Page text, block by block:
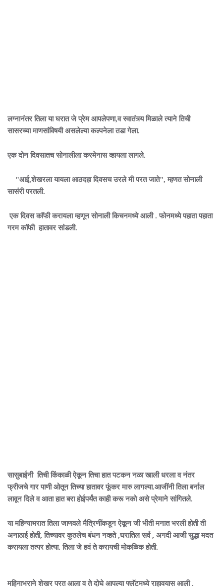
लग्नानंतर तिला या घरात जे प्रेम आपलेपणा,व स्वातंत्र्य मिळाले त्याने तिची
सासरच्या माणसांविषयी असलेल्या कल्पनेला तडा गेला.
एक दोन दिवसातच सोनालीला करमेनास व्हायला लागले.
"आई,शेखरला यायला आठदहा दिवसच उरले मी परत जाते", म्हणत सोनाली
सासंरी परतली.
एक दिवस काॅफी करायला म्हणून सोनाली किचनमध्ये आली . फोनमध्ये पहाता पहाता
गरम काॅफी हातावर सांडली.
सासुबाईनी तिची किंकाळी ऐकून तिचा हात पटकन नळा खाली धरला व नंतर
फ्रीजचे गार पाणी ओतून तिच्या हातावर फूंकर मारु लागल्या.आजींनी तिला बर्नाल
लावून दिले व आता हात बरा होईपर्यंत काही करू नको असे प्रेमाने सांगितले.
या महिन्याभरात तिला जाणवले मैत्रिणींकडून ऐकून जी भीती मनात भरली होती ती
अनाठाई होती, तिच्यावर कुठलेच बंधन नव्हते ,घरातिल सर्व , अगदी आजी सुद्धा मदत
करायला तत्पर होत्या. तिला जे हवं ते करायची मोकळिक होती.
महिनाभराने शेखर परत आला व ते दोघे आपल्या फ्लॅटमध्ये राहावयास आली .